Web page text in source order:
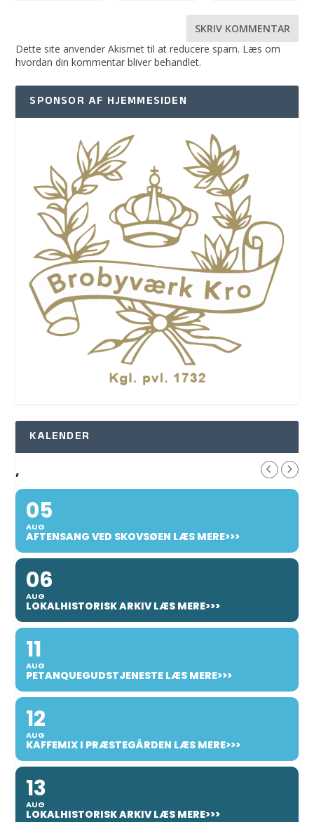
Dette site anvender Akismet til at reducere spam. Læs om
hvordan din kommentar bliver behandlet.
SPONSOR AF HJEMMESIDEN
KALENDER
,
05
AUG
AFTENSANG VED SKOVSØEN LÆS MERE>>>
06
AUG
LOKALHISTORISK ARKIV LÆS MERE>>>
11
AUG
PETANQUEGUDSTJENESTE LÆS MERE>>>
12
AUG
KAFFEMIX I PRÆSTEGÅRDEN LÆS MERE>>>
13
AUG
LOKALHISTORISK ARKIV LÆS MERE>>>